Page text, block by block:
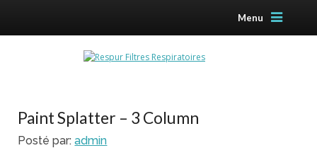
Menu
Paint Splatter – 3 Column
Posté par: admin